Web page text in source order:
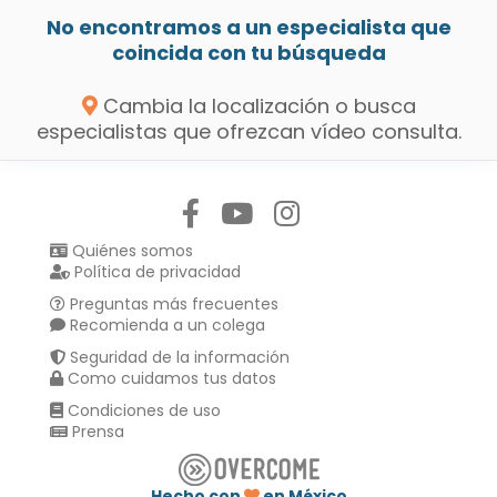
No encontramos a un especialista que
coincida con tu búsqueda
Cambia la localización o busca
especialistas que ofrezcan vídeo consulta.
Quiénes somos
Política de privacidad
Preguntas más frecuentes
Recomienda a un colega
Seguridad de la información
Como cuidamos tus datos
Condiciones de uso
Prensa